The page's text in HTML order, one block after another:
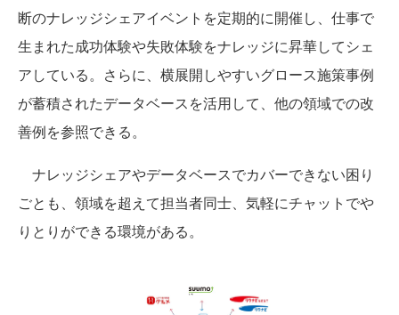
断のナレッジシェアイベントを定期的に開催し、仕事で
生まれた成功体験や失敗体験をナレッジに昇華してシェ
アしている。さらに、横展開しやすいグロース施策事例
が蓄積されたデータベースを活用して、他の領域での改
善例を参照できる。
ナレッジシェアやデータベースでカバーできない困り
ごとも、領域を超えて担当者同士、気軽にチャットでや
りとりができる環境がある。